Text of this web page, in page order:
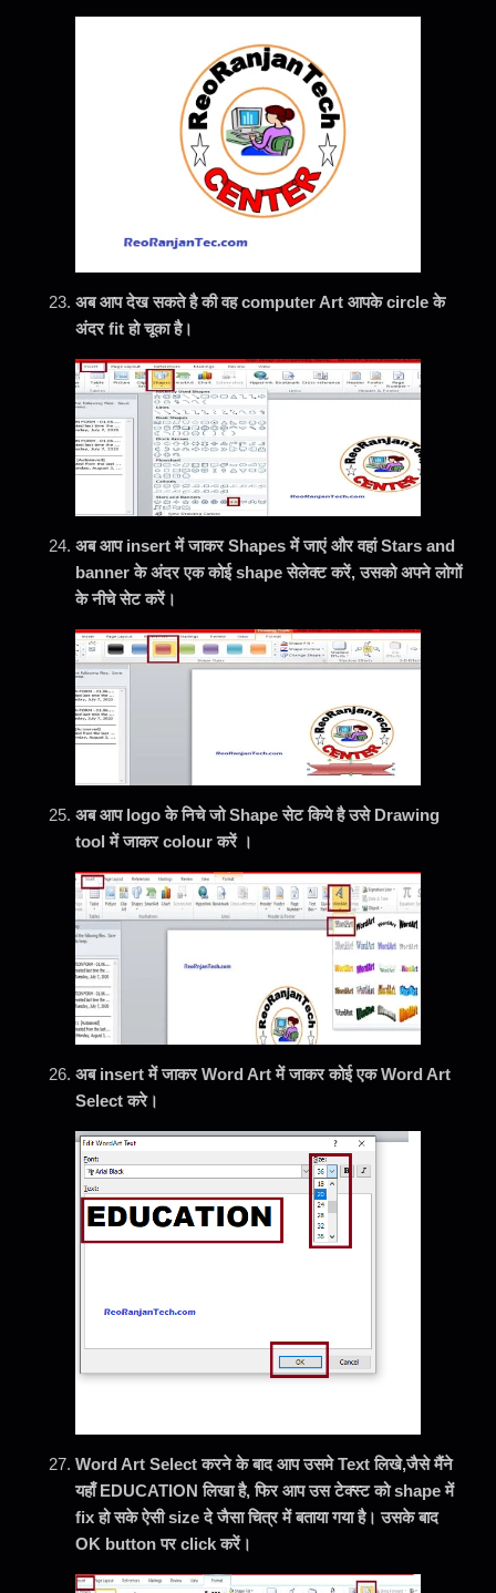
अब आप देख सकते है की वह computer Art आपके circle के
अंदर fit हो चूका है।
अब आप insert में जाकर Shapes में जाएं और वहां Stars and
banner के अंदर एक कोई shape सेलेक्ट करें, उसको अपने लोगों
के नीचे सेट करें।
अब आप logo के निचे जो Shape सेट किये है उसे Drawing
tool में जाकर colour करें ।
अब insert में जाकर Word Art में जाकर कोई एक Word Art
Select करे।
Word Art Select करने के बाद आप उसमे Text लिखे,जैसे मैंने
यहाँ EDUCATION लिखा है, फिर आप उस टेक्स्ट को shape में
fix हो सके ऐसी size दे जैसा चित्र में बताया गया है। उसके बाद
OK button पर click करें।